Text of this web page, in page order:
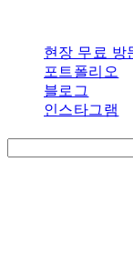
현장 무료 방
포트폴리오
블로그
인스타그램